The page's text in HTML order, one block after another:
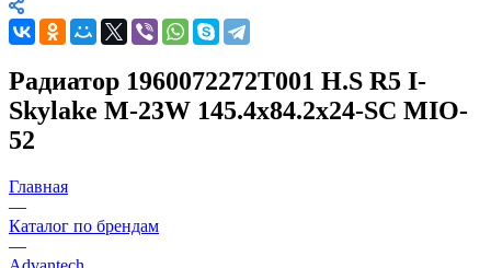
Радиатор 1960072272T001 H.S R5 I-
Skylake M-23W 145.4x84.2x24-SC MIO-
52
Главная
—
Каталог по брендам
—